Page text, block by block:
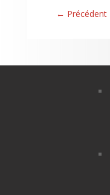
← Précédent